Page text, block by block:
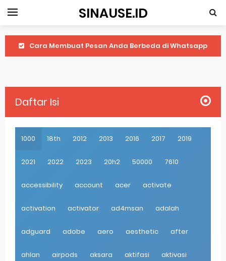
SINAUSE.ID
Cara Membuat Pesan Anda Berbeda di Whatsapp
Windows Server 2016: Mengenal Lebih Dekat Fitur Terbarunya
Harga Laptop Acer Windows 10
Aplikasi Laptop Windows 10: Solusi Terbaik Untuk Kebutuhan Komputasi Anda
Harga Airpods Android
Daftar Isi
1000 18th 2012 2013 2016 2017 2019
2021 2022 2023 20h2 50000 7610
accessibility account acer activate
activation activator ad4msan adalah
adguard adobe aero aesthetic after
ahlan airpods aksara aktifasi aktivasi